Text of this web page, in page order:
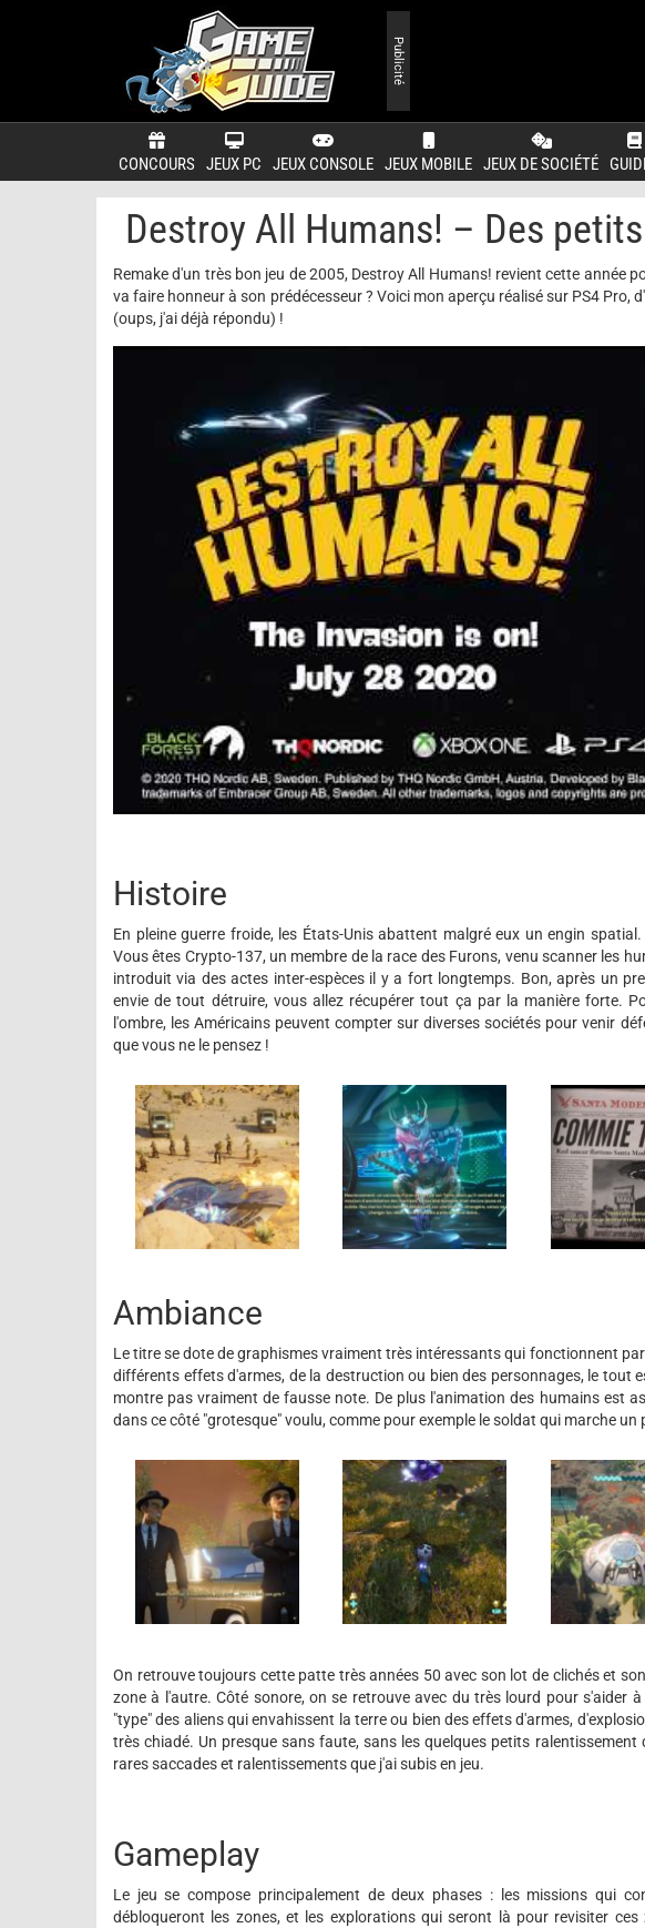
CONCOURS JEUX PC JEUX CONSOLE JEUX MOBILE JEUX DE SOCIÉTÉ
Publicité
Destroy All Humans! – Des
Remake d'un très bon jeu de 2005, Destroy All Humans! revient cette année
va faire honneur à son prédécesseur ? Voici mon aperçu réalisé sur PS4 Pro,
(oups, j'ai déjà répondu) !
Histoire
En pleine guerre froide, les États-Unis abattent malgré eux un engin
Vous êtes Crypto-137, un membre de la race des Furons, venu scanner les
introduit via des actes inter-espèces il y a fort longtemps. Bon, après un
envie de tout détruire, vous allez récupérer tout ça par la manière forte.
l'ombre, les Américains peuvent compter sur diverses sociétés pour venir
que vous ne le pensez !
Ambiance
Le titre se dote de graphismes vraiment très intéressants qui fonctionnent
différents effets d'armes, de la destruction ou bien des personnages, le tout
montre pas vraiment de fausse note. De plus l'animation des humains est
dans ce côté "grotesque" voulu, comme pour exemple le soldat qui marche un
On retrouve toujours cette patte très années 50 avec son lot de clichés et
zone à l'autre. Côté sonore, on se retrouve avec du très lourd pour s'aider
"type" des aliens qui envahissent la terre ou bien des effets d'armes,
très chiadé. Un presque sans faute, sans les quelques petits
rares saccades et ralentissements que j'ai subis en jeu.
Gameplay
Le jeu se compose principalement de deux phases : les missions qui
débloqueront les zones, et les explorations qui seront là pour revisiter